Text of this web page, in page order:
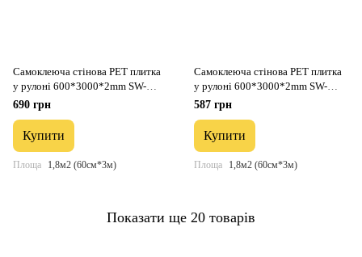
Самоклеюча стінова PET плитка
у рулоні 600*3000*2mm SW-
00001690
690 грн
Купити
Площа 1,8м2 (60см*3м)
Самоклеюча стінова PET плитка
у рулоні 600*3000*2mm SW-
00001691
587 грн
Купити
Площа 1,8м2 (60см*3м)
Показати ще 20 товарів